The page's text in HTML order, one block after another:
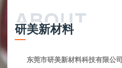
研美新材料
东莞市研美新材料科技有限公司